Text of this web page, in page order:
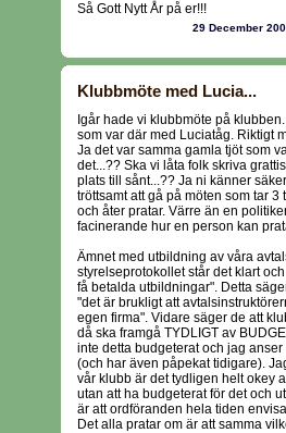
Så Gott Nytt År på er!!!
29 December
Klubbmöte med Lucia...
Igår hade vi klubbmöte på
som var där med Luciatåg. Riktigt
Ja det var samma gamla tjöt som
det...?? Ska vi låta folk skriva
plats till sånt...?? Ja ni känner
tröttsamt att gå på möten som tar
och åter pratar. Värre än en
facinerande hur en person kan
Ämnet med utbildning av våra
styrelseprotokollet står det klart
få betalda utbildningar". Detta
"det är brukligt att
egen firma". Vidare säger de att
då ska framgå TYDLIGT av
inte detta budgeterat och jag
(och har även påpekat tidigare).
vår klubb är det tydligen helt okey
utan att ha budgeterat för det och
är att ordföranden hela tiden
Det alla pratar om är att samma